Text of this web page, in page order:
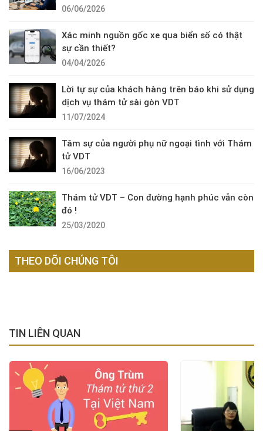
06/06/2026
Xác minh nguồn gốc xe qua biển số có thật
sự cần thiết?
04/04/2026
Lời tự sự của khách hàng trên báo khi sử dụng
dịch vụ thám tử sài gòn VDT
11/07/2024
Tâm sự của người phụ nữ ngoại tình với Thám
tử VDT
16/06/2023
Thám tử VDT – Con đường hạnh phúc vẫn còn
đó !
25/03/2020
THEO DÕI CHÚNG TÔI
TIN LIÊN QUAN